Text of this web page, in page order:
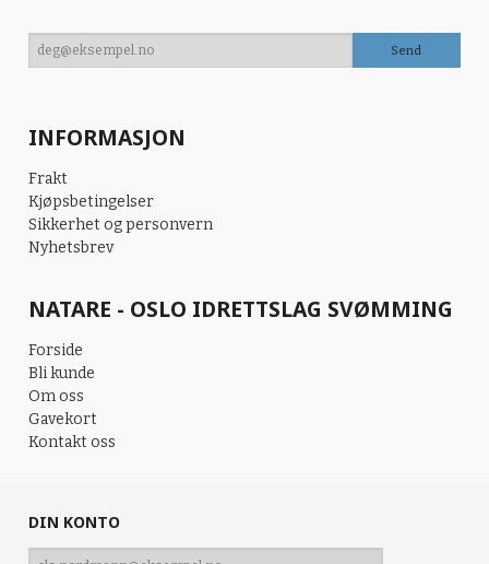
INFORMASJON
Frakt
Kjøpsbetingelser
Sikkerhet og personvern
Nyhetsbrev
NATARE - OSLO IDRETTSLAG SVØMMING
Forside
Bli kunde
Om oss
Gavekort
Kontakt oss
DIN KONTO